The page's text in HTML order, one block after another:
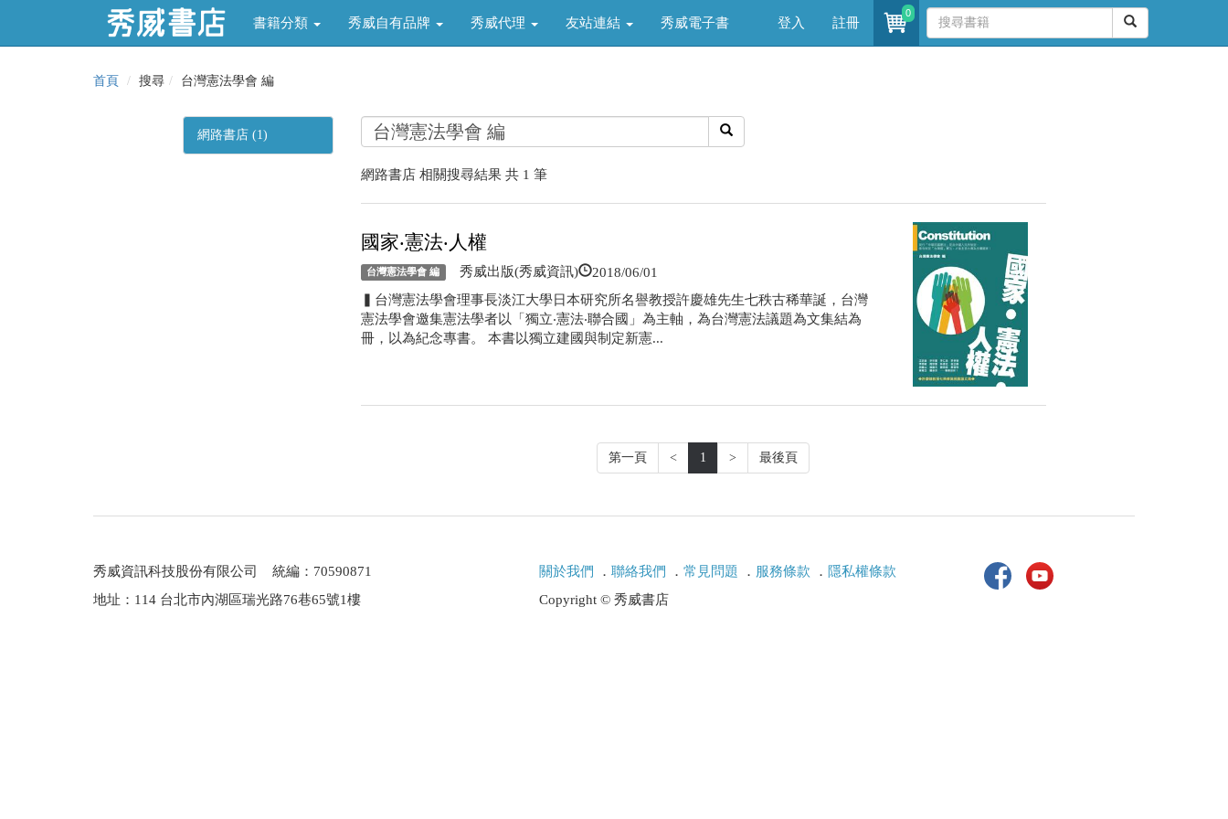
書籍分類 秀威自有品牌 秀威代理 友站連結 秀威電子書 登入 註冊
0
首頁 搜尋 台灣憲法學會 編
網路書店 (1)
網路書店 相關搜尋結果 共 1 筆
國家‧憲法‧人權
台灣憲法學會 編 秀威出版(秀威資訊) 2018/06/01
▍台灣憲法學會理事長淡江大學日本研究所名譽教授許慶雄先生七秩古稀華誕，台灣
憲法學會邀集憲法學者以「獨立‧憲法‧聯合國」為主軸，為台灣憲法議題為文集結為
冊，以為紀念專書。 本書以獨立建國與制定新憲...
第一頁 < 1 > 最後頁
秀威資訊科技股份有限公司 統編：70590871
地址：114 台北市內湖區瑞光路76巷65號1樓
關於我們 ． 聯絡我們 ． 常見問題 ． 服務條款 ． 隱私權條款
Copyright © 秀威書店